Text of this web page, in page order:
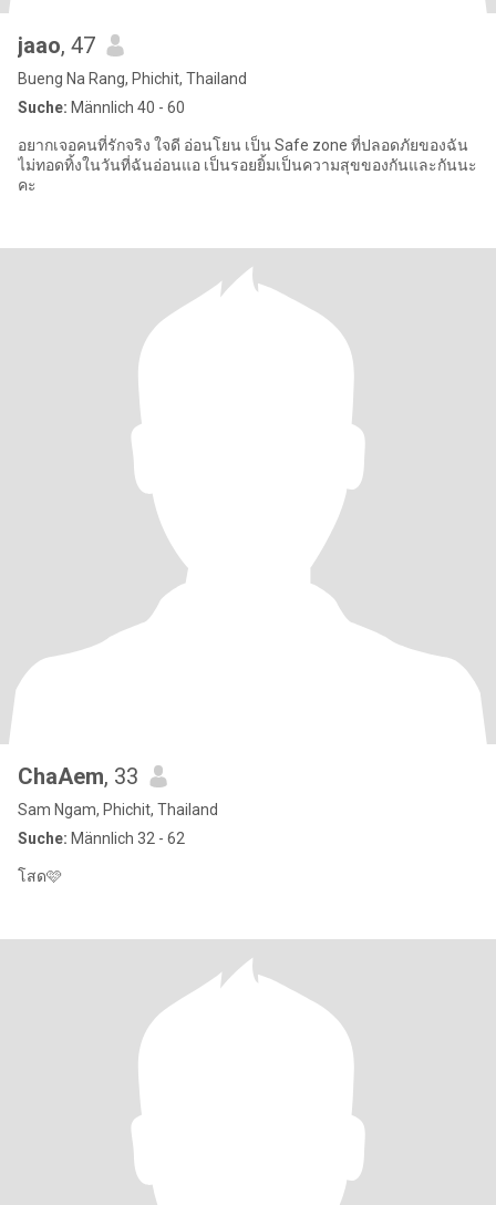
jaao, 47
Bueng Na Rang, Phichit, Thailand
Suche: Männlich 40 - 60
อยากเจอคนที่รักจริง ใจดี อ่อนโยน เป็น Safe zone ที่ปลอดภัยของฉัน
ไม่ทอดทิ้งในวันที่ฉันอ่อนแอ เป็นรอยยิ้มเป็นความสุขของกันและกันนะ
คะ
ChaAem, 33
Sam Ngam, Phichit, Thailand
Suche: Männlich 32 - 62
โสด🩷